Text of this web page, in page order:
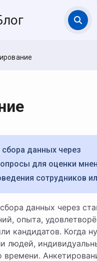
для оценки
сотрудников
опыта,
кандидатов. Когда
людей,